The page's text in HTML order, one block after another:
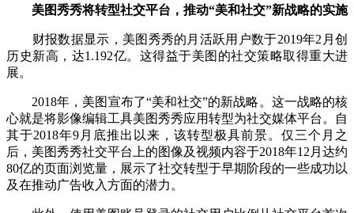
美图秀秀将转型社交平台，推动“美和社交”新战略的实施
财报数据显示，美图秀秀的月活跃用户数于2019年2月创
历史新高，达1.192亿。这得益于美图的社交策略取得重大进
展。
2018年，美图宣布了“美和社交”的新战略。这一战略的核
心就是将影像编辑工具美图秀秀应用转型为社交媒体平台。自
其于2018年9月底推出以来，该转型极具前景。仅三个月之
后，美图秀秀社交平台上的图像及视频内容于2018年12月达约
80亿的页面浏览量，展示了社交转型于早期阶段的一些成功以
及在推动广告收入方面的潜力。